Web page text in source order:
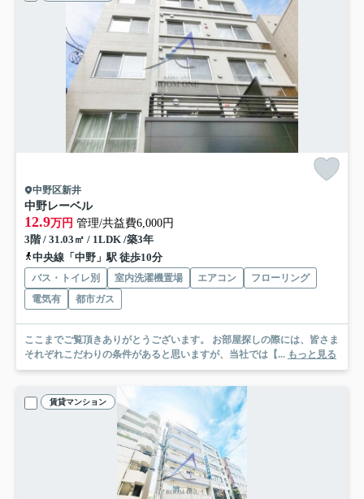
中野区新井
中野レーベル
12.9万円 管理/共益費6,000円
3階 / 31.03㎡ / 1LDK /築3年
中央線「中野」駅 徒歩10分
バス・トイレ別 室内洗濯機置場 エアコン
フローリング
電気有
都市ガス
ここまでご覧頂きありがとうございます。 お部屋探しの際には、皆さま
それぞれこだわりの条件があると思いますが、当社では【... もっと見る
賃貸マンション